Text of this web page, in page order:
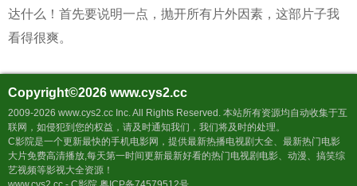
达什么！首先要说明一点，抛开所有片外因素，这部片子我
看得很爽。
Copyright©2026 www.cys2.cc
2009-2026 www.cys2.cc Inc. All Rights Reserved. 本站所有资源均自动收集于互
联网，如侵犯到您的权益，请及时通知我们，我们将及时的处理。
C影院是一个更新最快的手机电影网，提供最新热播电视剧大全、最新热门电影
大片免费高清播放,每天第一时间更新最新好看的热门电视剧电影、动漫、搞笑综
艺视频等影视大全资源！